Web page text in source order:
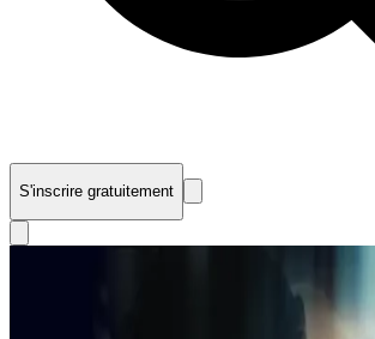
S'inscrire gratuitement